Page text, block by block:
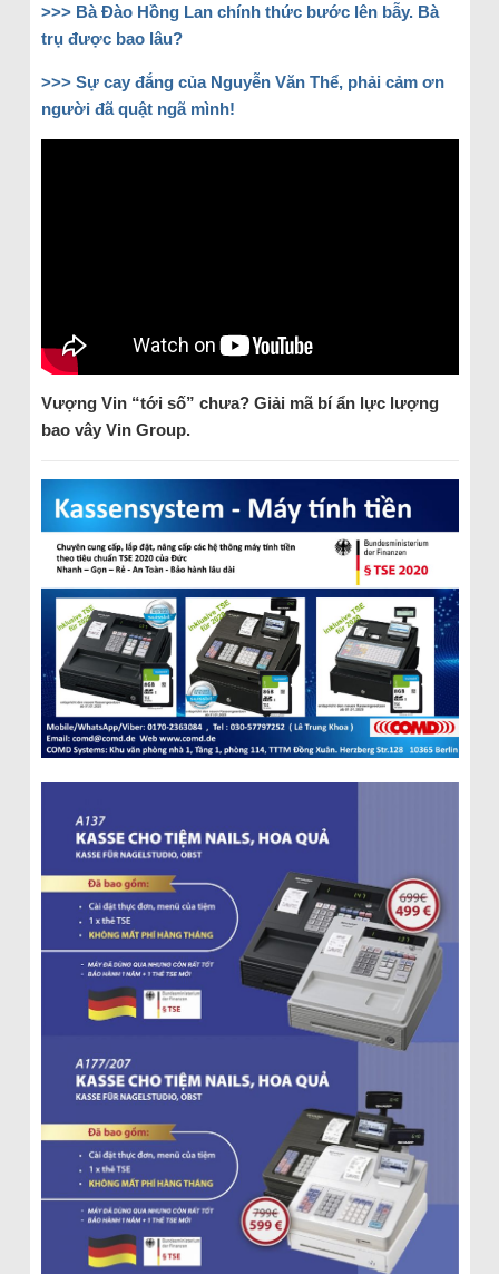
>>> Bà Đào Hồng Lan chính thức bước lên bẫy. Bà
trụ được bao lâu?
>>> Sự cay đắng của Nguyễn Văn Thể, phải cảm ơn
người đã quật ngã mình!
Vượng Vin “tới số” chưa? Giải mã bí ẩn lực lượng
bao vây Vin Group.